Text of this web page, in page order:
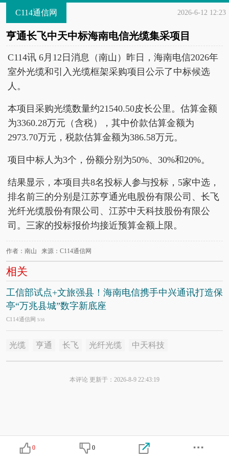
C114通信网 2026-6-12 12:23
亨通长飞中天中标海南电信光缆集采项目
C114讯 6月12日消息（南山）昨日，海南电信2026年
室外光缆和引入光缆框架采购项目公示了中标候选
人。
本项目采购光缆数量约21540.50皮长公里。估算金额
为3360.28万元（含税），其中价款估算金额为
2973.70万元，税款估算金额为386.58万元。
项目中标人为3个，份额分别为50%、30%和20%。
结果显示，本项目共8名投标人参与投标，5家中选，
排名前三的分别是江苏亨通光电股份有限公司、长飞
光纤光缆股份有限公司、江苏中天科技股份有限公
司。三家的投标报价均接近预算金额上限。
作者：南山 来源：C114通信网
相关
工信部试点+文旅强县！海南电信携手中兴通讯打造保
亭“万兆县城”数字新底座
C114通信网 5/16
光缆 亨通 长飞 光纤光缆 中天科技
本评论 更新于：2026-8-9 22:43:19
0 0